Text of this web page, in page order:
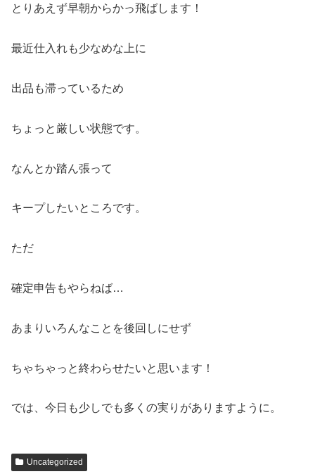
とりあえず早朝からかっ飛ばします！
最近仕入れも少なめな上に
出品も滞っているため
ちょっと厳しい状態です。
なんとか踏ん張って
キープしたいところです。
ただ
確定申告もやらねば…
あまりいろんなことを後回しにせず
ちゃちゃっと終わらせたいと思います！
では、今日も少しでも多くの実りがありますように。
Uncategorized